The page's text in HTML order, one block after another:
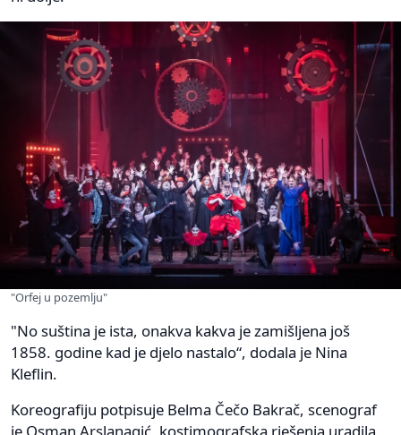
"Orfej u pozemlju"
"No suština je ista, onakva kakva je zamišljena još
1858. godine kad je djelo nastalo“, dodala je Nina
Kleflin.
Koreografiju potpisuje Belma Čečo Bakrač, scenograf
je Osman Arslanagić, kostimografska rješenja uradila